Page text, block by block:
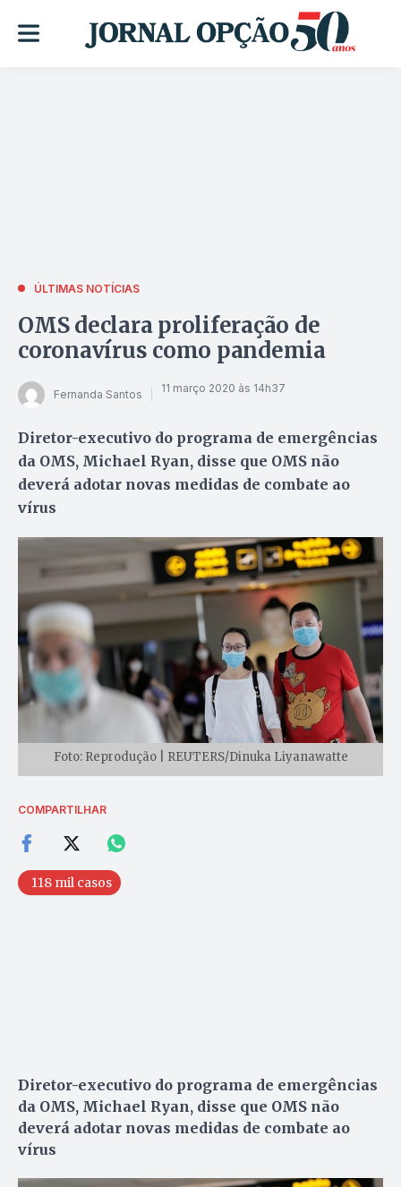
ÚLTIMAS NOTÍCIAS
OMS declara proliferação de
coronavírus como pandemia
Fernanda Santos 11 março 2020 às 14h37
Diretor-executivo do programa de emergências
da OMS, Michael Ryan, disse que OMS não
deverá adotar novas medidas de combate ao
vírus
Foto: Reprodução | REUTERS/Dinuka Liyanawatte
COMPARTILHAR
118 mil casos
Diretor-executivo do programa de emergências
da OMS, Michael Ryan, disse que OMS não
deverá adotar novas medidas de combate ao
vírus